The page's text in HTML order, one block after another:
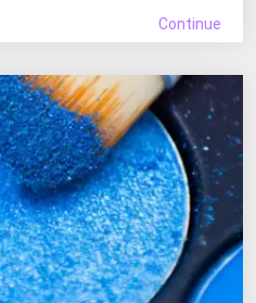
Continue